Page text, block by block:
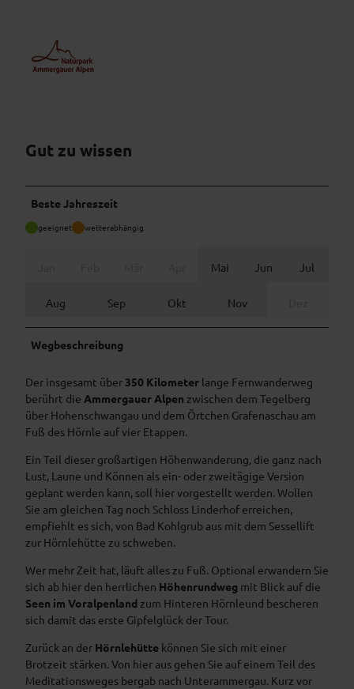
Gut zu wissen
Beste Jahreszeit
geeignet wetterabhängig
Mai Jun Jul
Aug Sep Okt Nov
Wegbeschreibung
Der insgesamt über350 Kilometer lange Fernwanderweg
berührt die Ammergauer Alpen zwischen dem Tegelberg
über Hohenschwangau und dem Örtchen Grafenaschau am
Fuß des Hörnle auf vier Etappen.
Ein Teil dieser großartigen Höhenwanderung, die ganz nach
Lust, Laune und Können als ein- oder zweitägige Version
geplant werden kann, soll hier vorgestellt werden. Wollen
Sie am gleichen Tag noch Schloss Linderhof erreichen,
empfiehlt es sich, von Bad Kohlgrub aus mit dem Sessellift
zur Hörnlehütte zu schweben.
Wer mehr Zeit hat, läuft alles zu Fuß. Optional erwandern Sie
sich ab hier den herrlichen Höhenrundweg mit Blick auf die
Seen im Voralpenland zum Hinteren Hörnleund bescheren
sich damit das erste Gipfelglück der Tour.
Zurück an der Hörnlehütte können Sie sich mit einer
Brotzeit stärken. Von hier aus gehen Sie auf einem Teil des
Meditationsweges bergab nach Unterammergau. Kurz vor